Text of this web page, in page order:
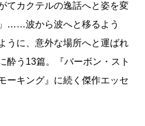
てカクテルの逸話へと姿を変
……波から波へと移るよう
うに、意外な場所へと運ばれ
酔う13篇。『バーボン・スト
ーキング』に続く傑作エッセ